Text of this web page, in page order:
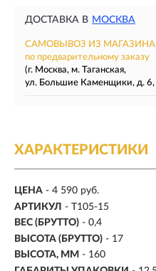
ДОСТАВКА В МОСКВА
САМОВЫВОЗ ИЗ МАГАЗИНА
по предварительному заказу
(г. Москва, м. Таганская,
ул. Большие Каменщики, д. 6,
ХАРАКТЕРИСТИКИ
ЦЕНА - 4 590 руб.
АРТИКУЛ - T105-15
ВЕС (БРУТТО) - 0,4
ВЫСОТА (БРУТТО) - 17
ВЫСОТА, ММ - 160